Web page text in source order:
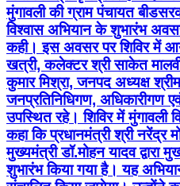
मुंगावली की ग्राम पंचायत
विश्वास अभियान के शुभारंभ
कही। इस अवसर पर शिविर में
खत्री, कलेक्टर श्री साकेत
कुमार मिश्रा, जनपद अध्यक्ष
जनप्रतिनिधिगण, अधिकारीगण
उपस्थित रहे। शिविर में मुंगावली
कहा कि प्रधानमंत्री श्री नरेंद्र
मुख्यमंत्री डॉ.मोहन यादव द्वारा
शुभारंभ किया गया है। यह